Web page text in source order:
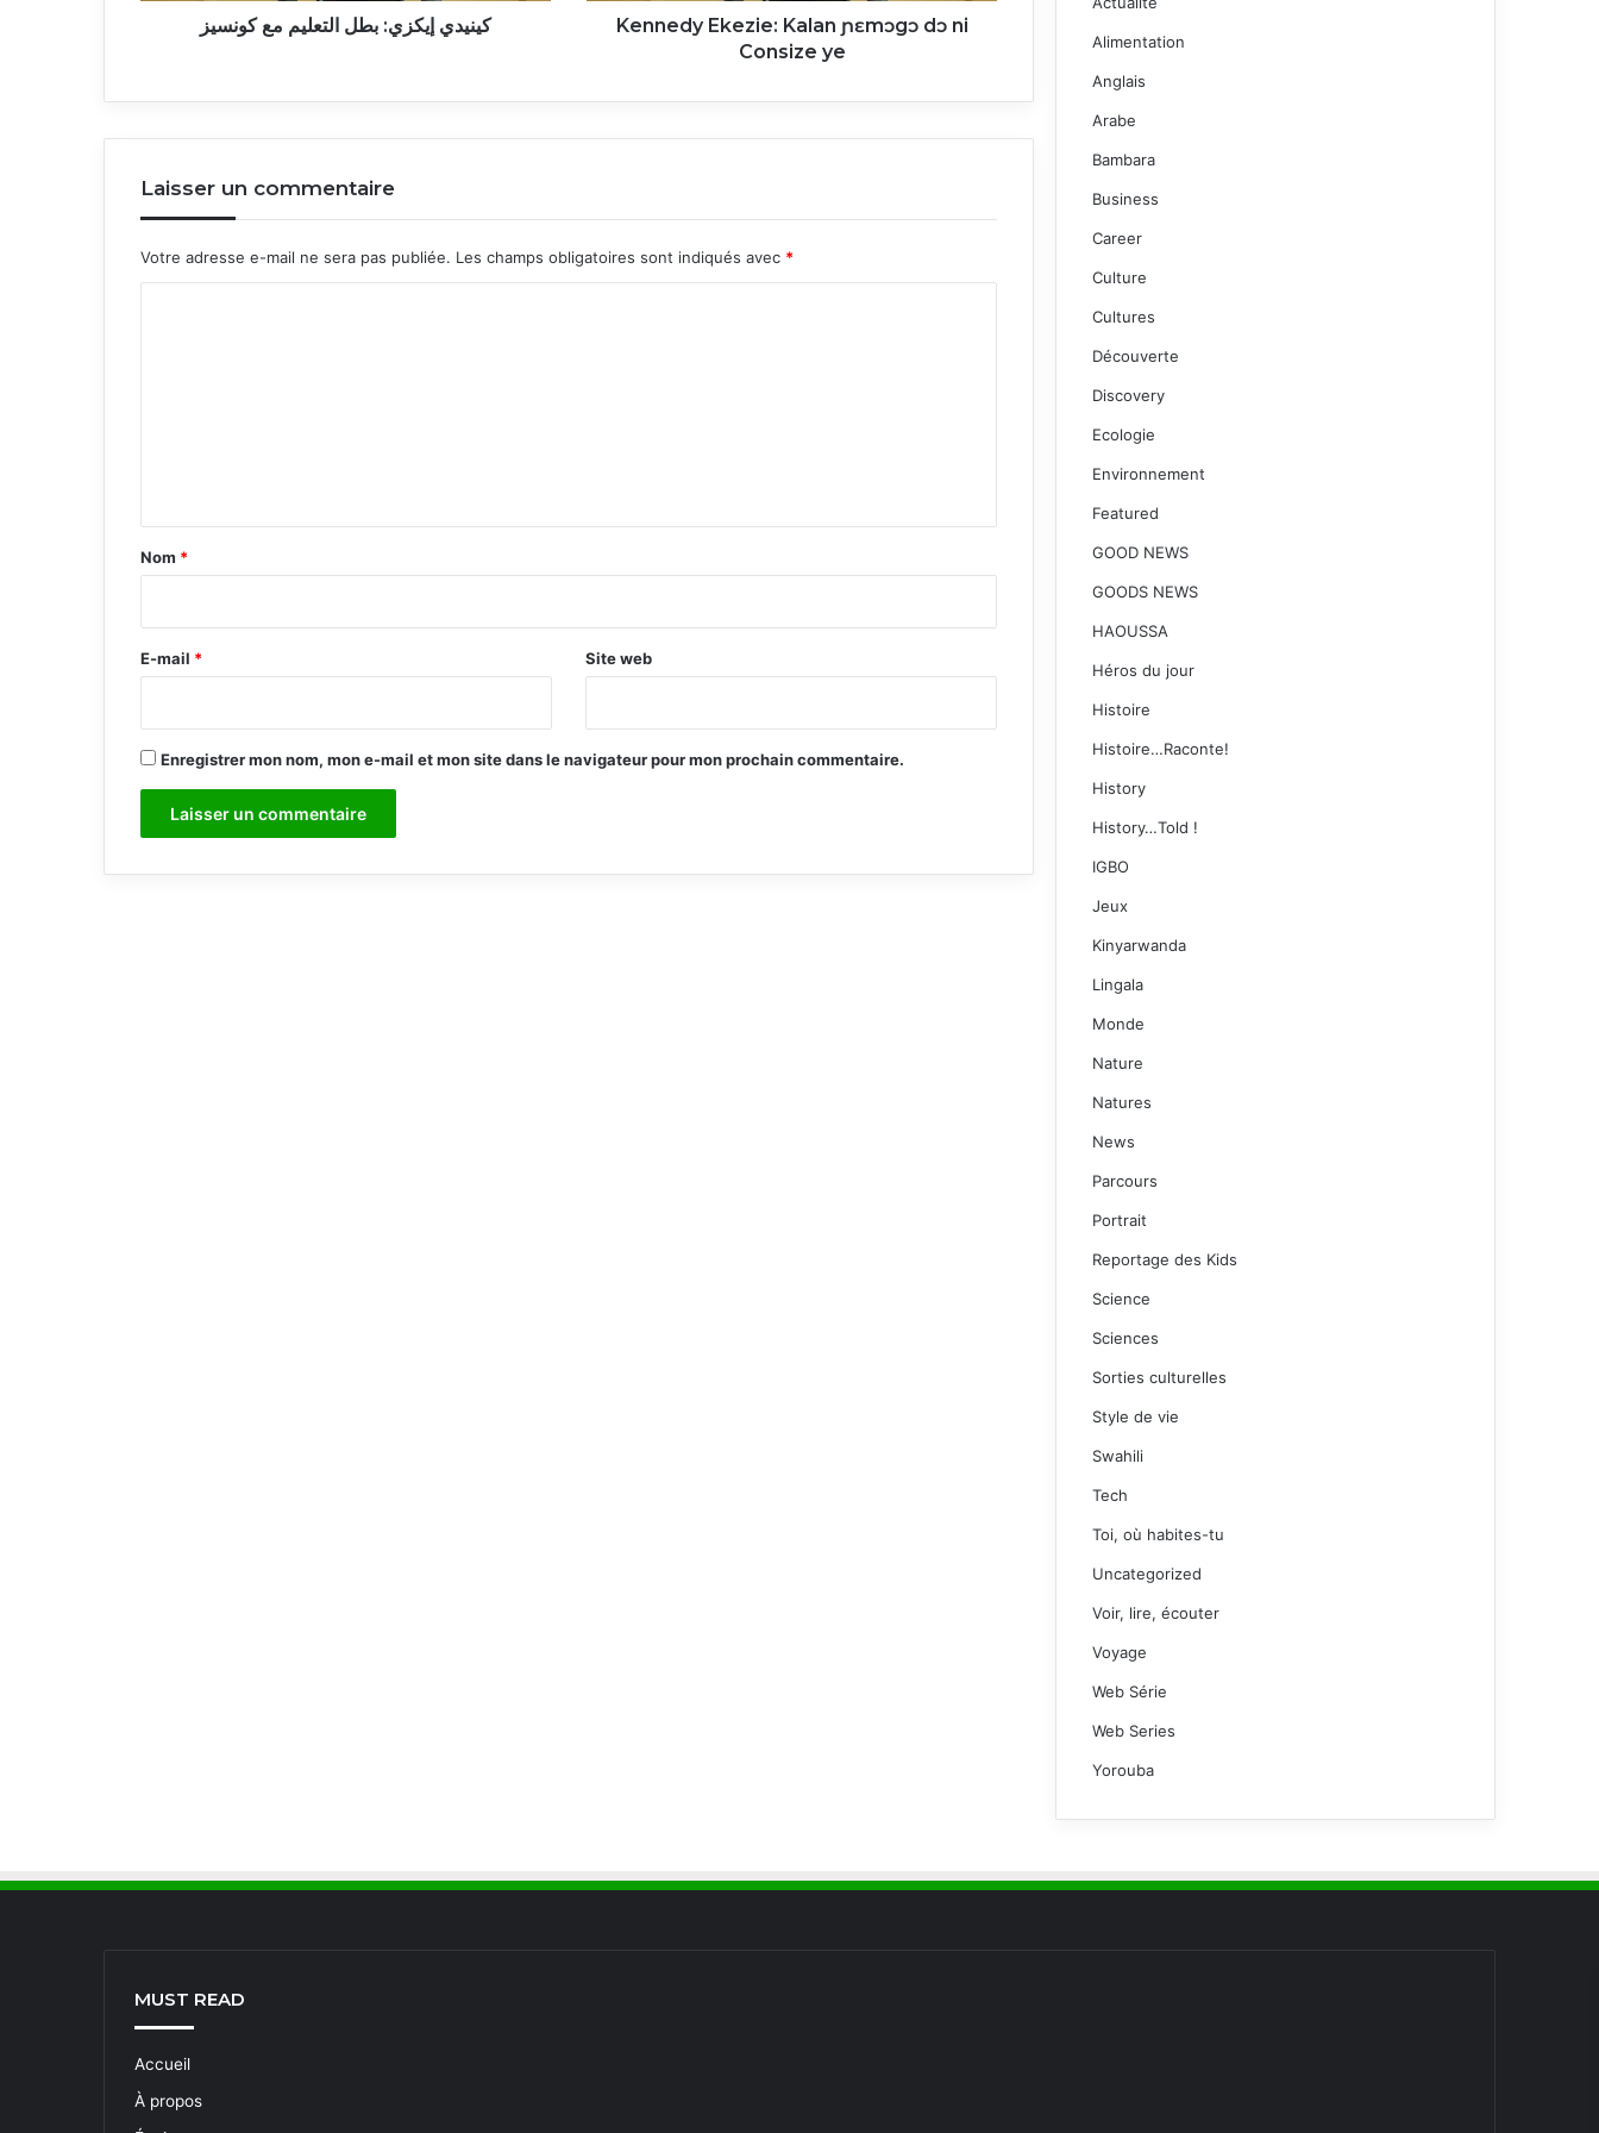
كينيدي إيكزي: بطل التعليم مع كونسيز
Kennedy Ekezie: Kalan ɲɛmɔgɔ dɔ ni
Consize ye
Laisser un commentaire
Votre adresse e-mail ne sera pas publiée. Les champs obligatoires sont indiqués avec *
a
e
Nom *
E-mail * Site web
Enregistrer mon nom, mon e-mail et mon site dans le navigateur pour mon prochain commentaire.
Alimentation
Anglais
Arabe
Bambara
Business
Career
Culture
Cultures
Découverte
Discovery
Ecologie
Environnement
Featured
GOOD NEWS
GOODS NEWS
HAOUSSA
Héros du jour
Histoire
Histoire…Raconte!
History
History…Told !
IGBO
Jeux
Kinyarwanda
Lingala
Monde
Nature
Natures
News
Parcours
Portrait
Reportage des Kids
Science
Sciences
Sorties culturelles
Style de vie
Swahili
Tech
Toi, où habites-tu
Uncategorized
Voir, lire, écouter
Voyage
Web Série
Web Series
Yorouba
MUST READ
Accueil
À propos